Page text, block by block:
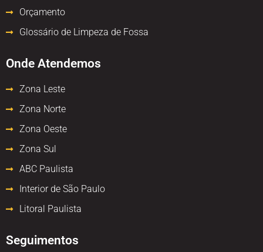
Orçamento
Glossário de Limpeza de Fossa
Onde Atendemos
Zona Leste
Zona Norte
Zona Oeste
Zona Sul
ABC Paulista
Interior de São Paulo
Litoral Paulista
Seguimentos